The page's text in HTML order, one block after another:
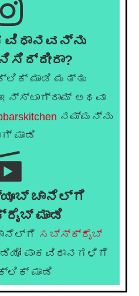
ಮಾಡಿ ಮತ್ತು
ಅಥವಾ
ನಮ್ಮನ್ನು
ಮಾಡಿ
ಚಾನೆಲ್ಗೆ
ಮಾಡಿ
ಸಬ್ಸ್ಕ್ರೈಬ್
ಪಾಕವಿಧಾನಗಳಿಗೆ
ಮಾಡಿ